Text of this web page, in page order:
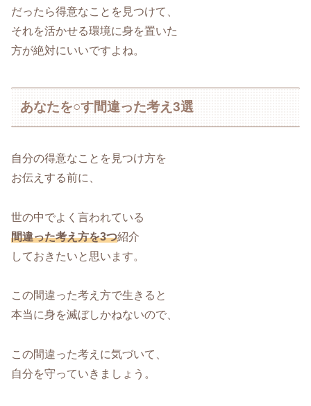
だったら得意なことを見つけて、
それを活かせる環境に身を置いた
方が絶対にいいですよね。
あなたを○す間違った考え3選
自分の得意なことを見つけ方を
お伝えする前に、
世の中でよく言われている
間違った考え方を3つ紹介
しておきたいと思います。
この間違った考え方で生きると
本当に身を滅ぼしかねないので、
この間違った考えに気づいて、
自分を守っていきましょう。